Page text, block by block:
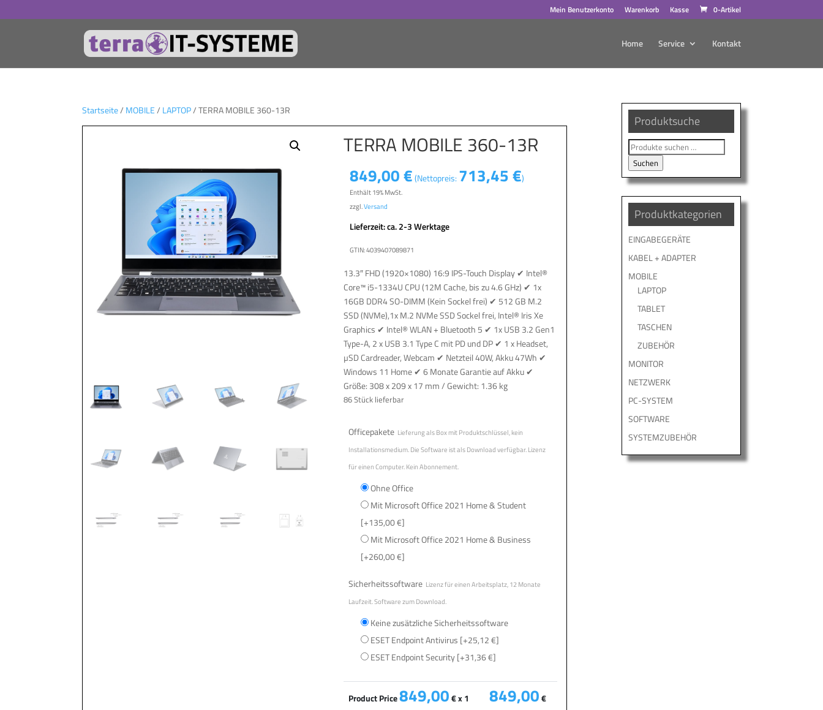
Mein Benutzerkonto Warenkorb Kasse 0-Artikel
Home Service Kontakt
Startseite/ MOBILE/ LAPTOP/ TERRA MOBILE 360-13R
TERRA MOBILE 360-13R
849,00€(Nettopreis: 713,45€)
Enthält 19% MwSt.
zzgl.Versand
Lieferzeit: ca. 2-3 Werktage
GTIN: 4039407089871
13.3″ FHD (1920×1080) 16:9 IPS-Touch Display ✔ Intel®
Core™ i5-1334U CPU (12M Cache, bis zu 4.6 GHz) ✔ 1x
16GB DDR4 SO-DIMM (Kein Sockel frei) ✔ 512 GB M.2
SSD (NVMe),1x M.2 NVMe SSD Sockel frei, Intel® Iris Xe
Graphics ✔ Intel® WLAN + Bluetooth 5 ✔ 1x USB 3.2 Gen1
Type-A, 2 x USB 3.1 Type C mit PD und DP ✔ 1 x Headset,
µSD Cardreader, Webcam ✔ Netzteil 40W, Akku 47Wh ✔
Windows 11 Home ✔ 6 Monate Garantie auf Akku ✔
Größe: 308 x 209 x 17 mm / Gewicht: 1.36 kg
86 Stück lieferbar
Officepakete Lieferung als Box mit Produktschlüssel, kein
Installationsmedium. Die Software ist als Download verfügbar. Lizenz
für einen Computer. Kein Abonnement.
Ohne Office
Mit Microsoft Office 2021 Home & Student
[+135,00 €]
Mit Microsoft Office 2021 Home & Business
[+260,00 €]
Sicherheitssoftware Lizenz für einen Arbeitsplatz, 12 Monate
Laufzeit. Software zum Download.
Keine zusätzliche Sicherheitssoftware
ESET Endpoint Antivirus [+25,12 €]
ESET Endpoint Security[+31,36 €]
Product Price849,00€ x 1 849,00€
Produktsuche
Suche
nach:
Suchen
Produktkategorien
EINGABEGERÄTE
KABEL + ADAPTER
MOBILE
LAPTOP
TABLET
TASCHEN
ZUBEHÖR
MONITOR
NETZWERK
PC-SYSTEM
SOFTWARE
SYSTEMZUBEHÖR